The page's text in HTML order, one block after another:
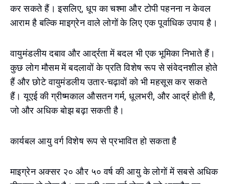
कर सकते हैं। इसलिए, धूप का चश्मा और टोपी पहनना न केवल
आराम है बल्कि माइग्रेन वाले लोगों के लिए एक पूर्वाधिक उपाय है।
वायुमंडलीय दबाव और आर्द्रता में बदल भी एक भूमिका निभाते हैं।
कुछ लोग मौसम में बदलावों के प्रति विशेष रूप से संवेदनशील होते
हैं और छोटे वायुमंडलीय उतार-चढ़ावों को भी महसूस कर सकते
हैं। यूएई की ग्रीष्मकाल औसतन गर्म, धूलभरी, और आर्द्र होती है,
जो और अधिक बोझ बढ़ा सकती है।
कार्यबल आयु वर्ग विशेष रूप से प्रभावित हो सकता है
माइग्रेन अक्सर २० और ५० वर्ष की आयु के लोगों में सबसे अधिक